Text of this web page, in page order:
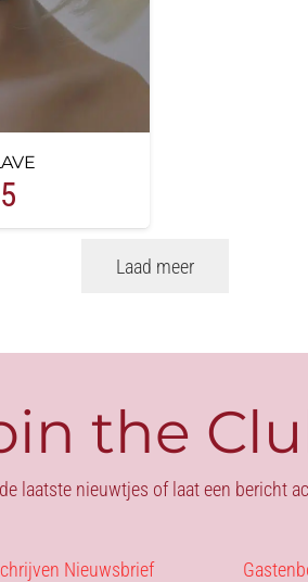
Laad meer
the
laatste nieuwtjes of laat een bericht
Nieuwsbrief